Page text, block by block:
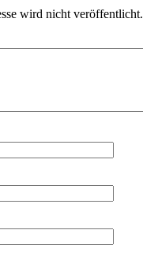
wird nicht veröffentlicht.